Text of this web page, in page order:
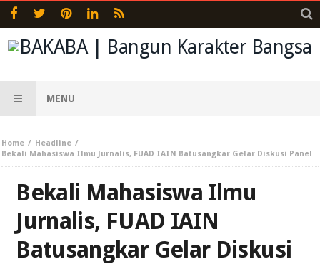
MENU
Home
Headline
Bekali Mahasiswa Ilmu Jurnalis, FUAD IAIN Batusangkar Gelar Diskusi Panel
Bekali Mahasiswa Ilmu
Jurnalis, FUAD IAIN
Batusangkar Gelar Diskusi